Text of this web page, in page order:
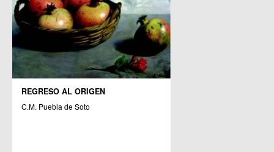
REGRESO AL ORIGEN
C.M. Puebla de Soto